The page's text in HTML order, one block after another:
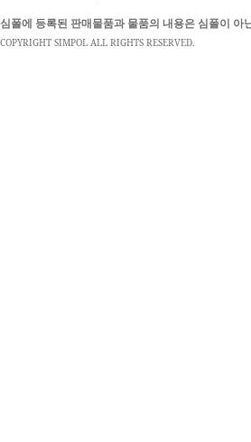
심폴에 등록된 판매물품과 물품의 내용은 심폴이
COPYRIGHT SIMPOL ALL RIGHTS RESERVED.